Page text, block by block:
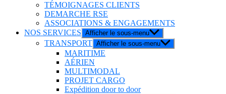
TÉMOIGNAGES CLIENTS
DEMARCHE RSE
ASSOCIATIONS & ENGAGEMENTS
NOS SERVICES Afficher le sous-menu
TRANSPORT Afficher le sous-menu
MARITIME
AÉRIEN
MULTIMODAL
PROJET CARGO
Expédition door to door